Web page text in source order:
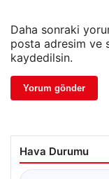
Daha sonraki
posta adresim ve
kaydedilsin.
Hava Durumu